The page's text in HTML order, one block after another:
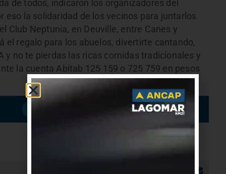
de todos, indicaron los organizadores del
eso la solidaridad de los vecinos para juntarlos
Club Neptunia, en Deuville, entre Canes y
el regalo para los abuelos, divertirte cantando,
y no te pierdas las ricas comidas tradicionales y
la cuenta Abitab 125 159 o 725 759 en pesos